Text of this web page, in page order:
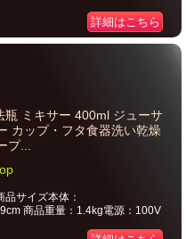
詳細はこちら
瓶 ミキサー 400ml ジューサ
カップ・フタ食器洗い乾燥
プ...
品サイズ本体：
商品重量：1.4kg電源：100V